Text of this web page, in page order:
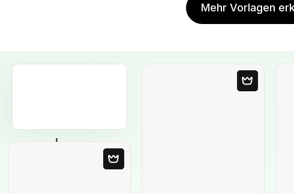
Mehr Vorlagen